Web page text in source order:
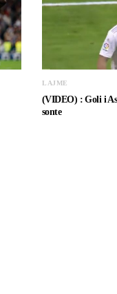
LAJME
(VIDEO) : Goli i
sonte